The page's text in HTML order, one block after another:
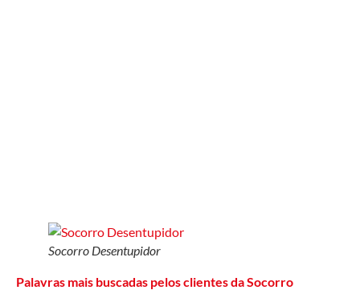
Socorro Desentupidor
Palavras mais buscadas pelos clientes da Socorro